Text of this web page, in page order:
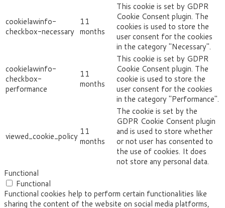
cookielawinfo-
checkbox-necessary
11
months
This cookie is set by GDPR
Cookie Consent plugin. The
cookies is used to store the
user consent for the cookies
in the category "Necessary".
cookielawinfo-
checkbox-
performance
11
months
This cookie is set by GDPR
Cookie Consent plugin. The
cookie is used to store the
user consent for the cookies
in the category "Performance".
viewed_cookie_policy 11
months
The cookie is set by the
GDPR Cookie Consent plugin
and is used to store whether
or not user has consented to
the use of cookies. It does
not store any personal data.
Functional
Functional
Functional cookies help to perform certain functionalities like
sharing the content of the website on social media platforms,